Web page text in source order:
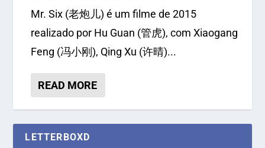
Mr. Six (老炮儿) é um filme de 2015
realizado por Hu Guan (管虎), com Xiaogang
Feng (冯小刚), Qing Xu (许晴)...
READ MORE
LETTERBOXD